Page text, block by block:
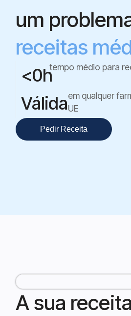
um
receitas
<0htempo médio para
Válidaem qualquer
UE
Pedir Receita
A sua